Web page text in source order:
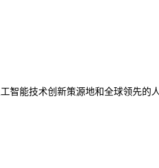
能技术创新策源地和全球领先的